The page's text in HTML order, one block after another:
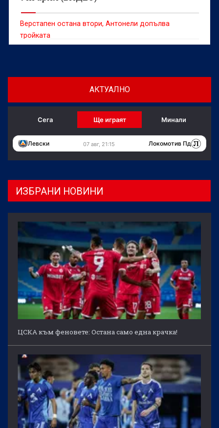
Верстапен остана втори, Антонели допълва
тройката
АКТУАЛНО
Сега Ще играят Минали
Левски 07 авг, 21:15 Локомотив Пд
ИЗБРАНИ НОВИНИ
ЦСКА към феновете: Остана само една крачка!